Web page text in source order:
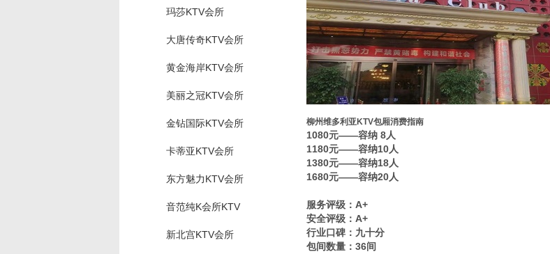
玛莎KTV会所
大唐传奇KTV会所
黄金海岸KTV会所
美丽之冠KTV会所
金钻国际KTV会所
卡蒂亚KTV会所
东方魅力KTV会所
音范纯K会所KTV
新北宫KTV会所
柳州维多利亚KTV包厢消费指南
1080元——容纳 8人
1180元——容纳10人
1380元——容纳18人
1680元——容纳20人
服务评级：A+
安全评级：A+
行业口碑：九十分
包间数量：36间